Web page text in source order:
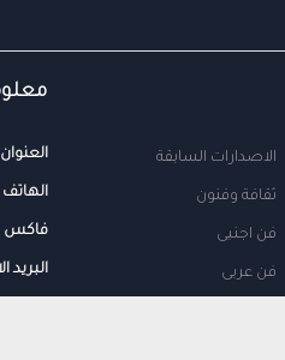
الاصدارات السابقة
ثقافة وفنون
فن اجنبى
فن عربى
الهاتف
فاكس
البريد